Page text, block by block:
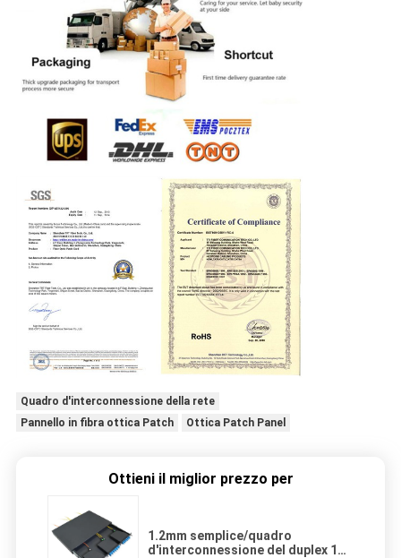
Quadro d'interconnessione della rete
Pannello in fibra ottica Patch
Ottica Patch Panel
Ottieni il miglior prezzo per
1.2mm semplice/quadro
d'interconnessione del duplex 1U